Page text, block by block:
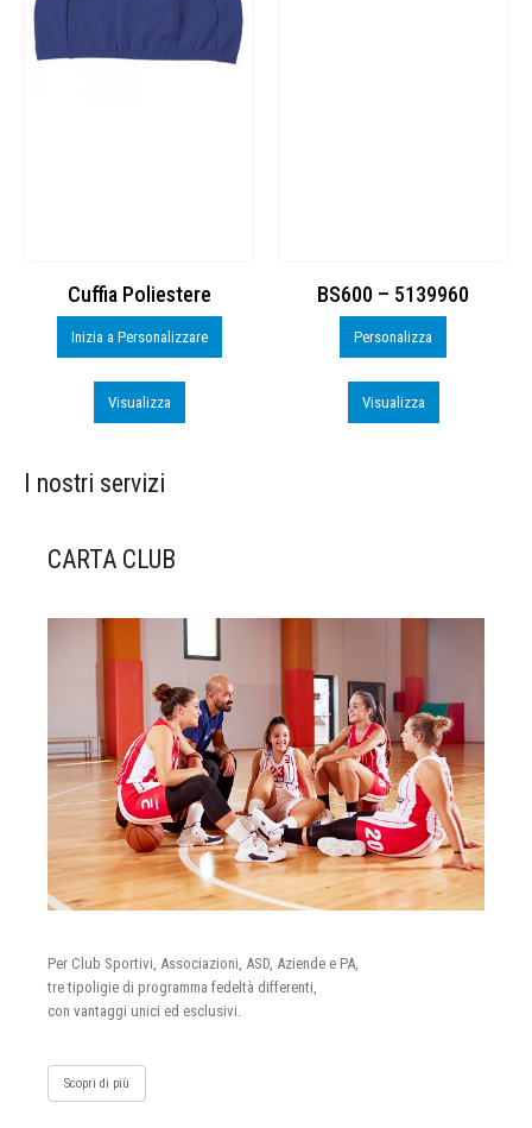
Cuffia Poliestere
Inizia a Personalizzare
Visualizza
BS600 – 5139960
Personalizza
Visualizza
I nostri servizi
CARTA CLUB
Per Club Sportivi, Associazioni, ASD, Aziende e PA,
tre tipoligie di programma fedeltà differenti,
con vantaggi unici ed esclusivi.
Scopri di più